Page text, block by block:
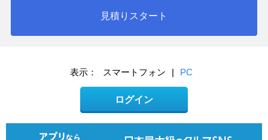
見積りスタート
表示： スマートフォン | PC
ログイン